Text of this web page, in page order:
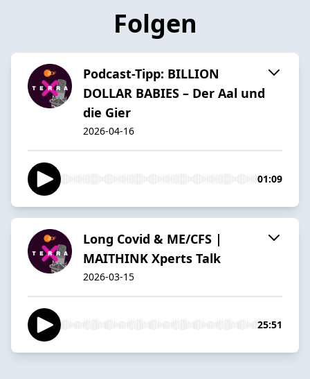
Folgen
Podcast-Tipp: BILLION
DOLLAR BABIES – Der Aal und
die Gier
2026-04-16
01:09
Long Covid & ME/CFS |
MAITHINK Xperts Talk
2026-03-15
25:51